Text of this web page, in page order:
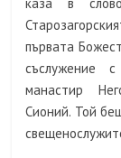
първата
съслужение
манастир
Сионий. Той